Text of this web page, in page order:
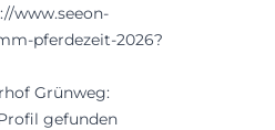
www.seeon-
pferdezeit-2026?
Grünweg:
gefunden